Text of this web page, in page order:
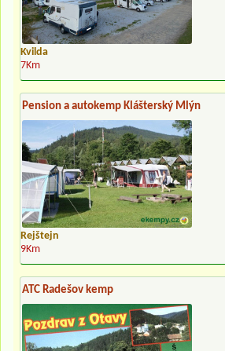
Kvilda
7Km
Pension a autokemp Klášterský Mlýn
Rejštejn
9Km
ATC Radešov kemp